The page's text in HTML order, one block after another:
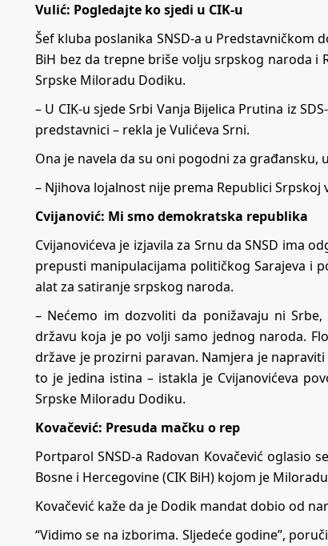
Vulić: Pogledajte ko sjedi u CIK-u
Šef kluba poslanika SNSD-a u Predstavničkom
BiH bez da trepne briše volju srpskog naroda i
Srpske Miloradu Dodiku.
– U CIK-u sjede Srbi Vanja Bijelica Prutina iz
predstavnici – rekla je Vulićeva Srni.
Ona je navela da su oni pogodni za građansku,
– Njihova lojalnost nije prema Republici Srpskoj
Cvijanović: Mi smo demokratska republika
Cvijanovićeva je izjavila za Srnu da SNSD ima
prepusti manipulacijama političkog Sarajeva i
alat za satiranje srpskog naroda.
– Nećemo im dozvoliti da ponižavaju ni
državu koja je po volji samo jednog naroda.
države je prozirni paravan. Namjera je
to je jedina istina – istakla je Cvijanovićeva
Srpske Miloradu Dodiku.
Kovačević: Presuda mačku o rep
Portparol SNSD-a Radovan Kovačević
Bosne i Hercegovine (CIK BiH) kojom je
Kovačević kaže da je Dodik mandat dobio od
“Vidimo se na izborima. Sljedeće godine”,